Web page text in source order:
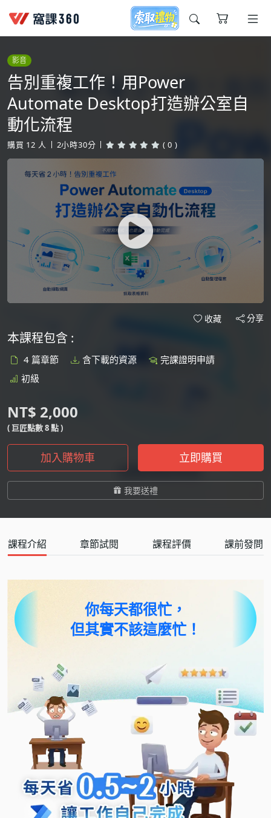
今天想要學什麼?
窩課推薦給您
影音
告別重複工作！用Power
Automate Desktop打造辦公室自
動化流程
購買 12 人 2小時30分 ( 0 )
收藏 分享
本課程包含 :
4 篇章節 含下載的資源
完課證明申請
初級
NT$ 2,000
( 巨匠點數 8 點 )
加入購物車 立即購買
我要送禮
課程介紹 章節試閱 課程評價 課前發問
你每天都很忙，
但其實不該這麼忙！